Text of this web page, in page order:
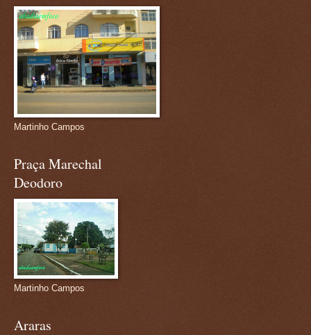
Martinho Campos
Praça Marechal
Deodoro
Martinho Campos
Araras